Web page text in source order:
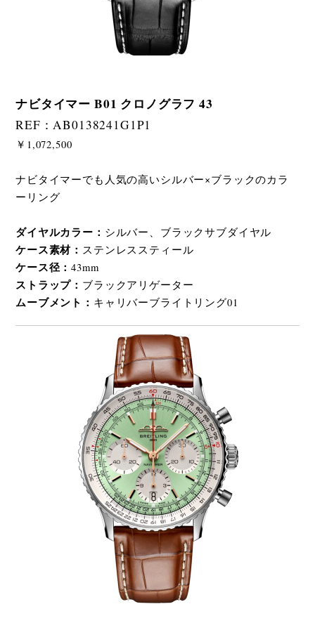
ナビタイマー B01 クロノグラフ 43
REF：AB0138241G1P1
￥1,072,500
ナビタイマーでも人気の高いシルバー×ブラックのカラ
ーリング
ダイヤルカラー： シルバー、ブラックサブダイヤル
ケース素材： ステンレススティール
ケース径：43mm
ストラップ： ブラックアリゲーター
ムーブメント： キャリバーブライトリング01